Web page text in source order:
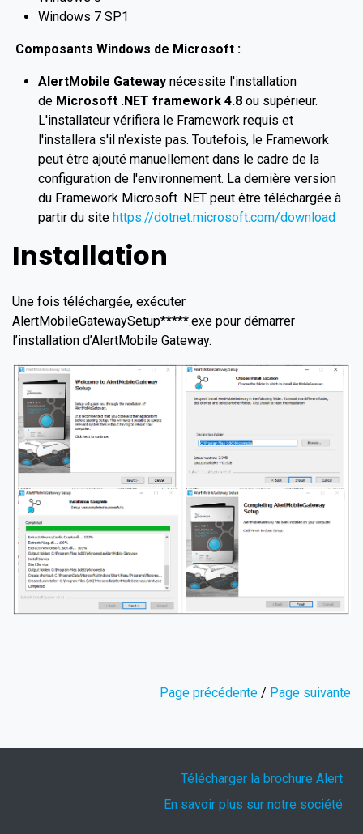
Windows 7 SP1
Composants Windows de Microsoft :
AlertMobile Gateway nécessite l'installation
de Microsoft .NET framework 4.8 ou supérieur.
L'installateur vérifiera le Framework requis et
l'installera s'il n'existe pas. Toutefois, le Framework
peut être ajouté manuellement dans le cadre de la
configuration de l'environnement. La dernière version
du Framework Microsoft .NET peut être téléchargée à
partir du site https://dotnet.microsoft.com/download
Installation
Une fois téléchargée, exécuter
AlertMobileGatewaySetup*****.exe pour démarrer
l’installation d’AlertMobile Gateway.
Page précédente / Page suivante
Télécharger la brochure Alert
En savoir plus sur notre société